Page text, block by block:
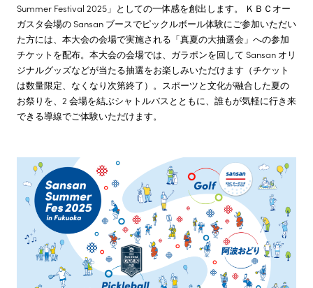
Summer Festival 2025」としての一体感を創出します。 ＫＢＣオー
ガスタ会場の Sansan ブースでピックルボール体験にご参加いただい
た方には、本大会の会場で実施される「真夏の大抽選会」への参加
チケットを配布。本大会の会場では、ガラポンを回して Sansan オリ
ジナルグッズなどが当たる抽選をお楽しみいただけます（チケット
は数量限定、なくなり次第終了）。スポーツと文化が融合した夏の
お祭りを、2 会場を結ぶシャトルバスとともに、誰もが気軽に行き来
できる導線でご体験いただけます。